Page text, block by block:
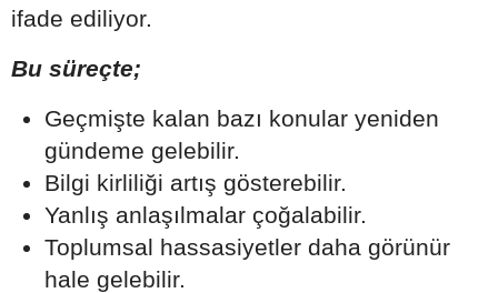
ifade ediliyor.
Bu süreçte;
Geçmişte kalan bazı konular yeniden
gündeme gelebilir.
Bilgi kirliliği artış gösterebilir.
Yanlış anlaşılmalar çoğalabilir.
Toplumsal hassasiyetler daha görünür
hale gelebilir.